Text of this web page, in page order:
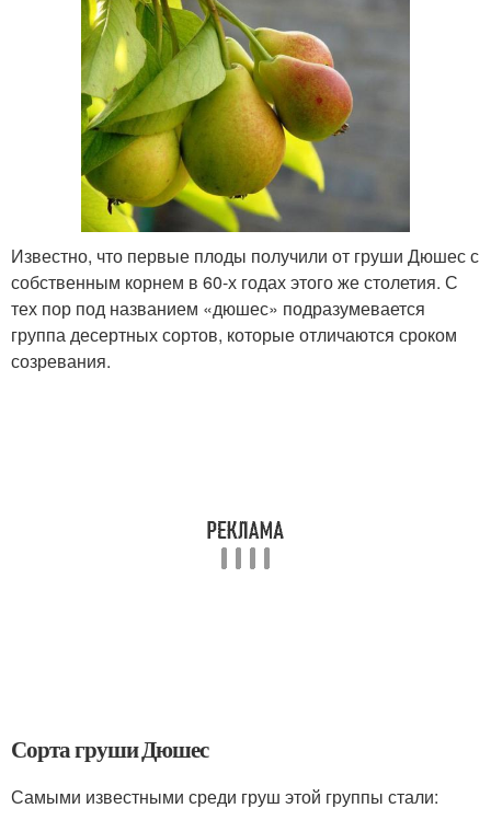
Известно, что первые плоды получили от груши Дюшес с
собственным корнем в 60-х годах этого же столетия. С
тех пор под названием «дюшес» подразумевается
группа десертных сортов, которые отличаются сроком
созревания.
Сорта груши Дюшес
Самыми известными среди груш этой группы стали: